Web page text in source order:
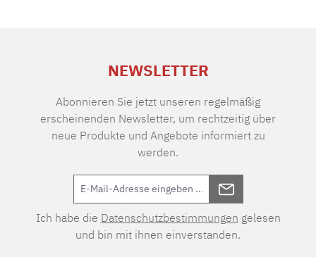
NEWSLETTER
Abonnieren Sie jetzt unseren regelmäßig
erscheinenden Newsletter, um rechtzeitig über
neue Produkte und Angebote informiert zu
werden.
Ich habe die Datenschutzbestimmungen gelesen
und bin mit ihnen einverstanden.